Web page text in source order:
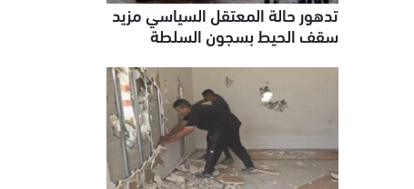
تدهور حالة المعتقل السياسي مزيد
سقف الحيط بسجون السلطة